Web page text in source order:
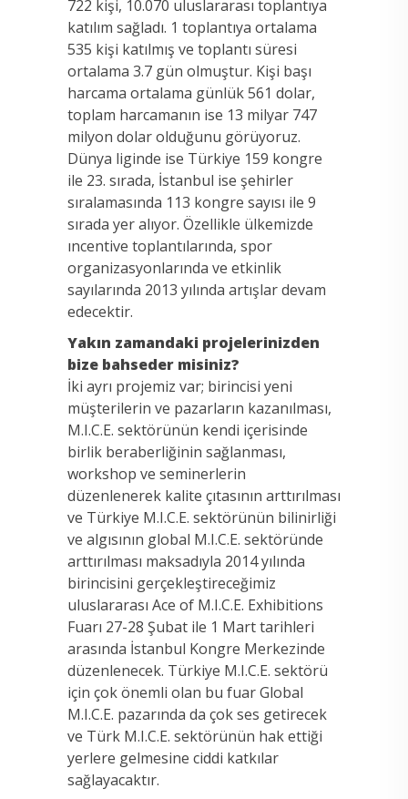
722 kişi, 10.070 uluslararası toplantıya
katılım sağladı. 1 toplantıya ortalama
535 kişi katılmış ve toplantı süresi
ortalama 3.7 gün olmuştur. Kişi başı
harcama ortalama günlük 561 dolar,
toplam harcamanın ise 13 milyar 747
milyon dolar olduğunu görüyoruz.
Dünya liginde ise Türkiye 159 kongre
ile 23. sırada, İstanbul ise şehirler
sıralamasında 113 kongre sayısı ile 9
sırada yer alıyor. Özellikle ülkemizde
ıncentive toplantılarında, spor
organizasyonlarında ve etkinlik
sayılarında 2013 yılında artışlar devam
edecektir.
Yakın zamandaki projelerinizden
bize bahseder misiniz?
İki ayrı projemiz var; birincisi yeni
müşterilerin ve pazarların kazanılması,
M.I.C.E. sektörünün kendi içerisinde
birlik beraberliğinin sağlanması,
workshop ve seminerlerin
düzenlenerek kalite çıtasının arttırılması
ve Türkiye M.I.C.E. sektörünün bilinirliği
ve algısının global M.I.C.E. sektöründe
arttırılması maksadıyla 2014 yılında
birincisini gerçekleştireceğimiz
uluslararası Ace of M.I.C.E. Exhibitions
Fuarı 27-28 Şubat ile 1 Mart tarihleri
arasında İstanbul Kongre Merkezinde
düzenlenecek. Türkiye M.I.C.E. sektörü
için çok önemli olan bu fuar Global
M.I.C.E. pazarında da çok ses getirecek
ve Türk M.I.C.E. sektörünün hak ettiği
yerlere gelmesine ciddi katkılar
sağlayacaktır.